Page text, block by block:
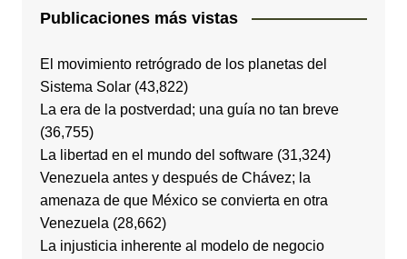
Publicaciones más vistas
El movimiento retrógrado de los planetas del
Sistema Solar (43,822)
La era de la postverdad; una guía no tan breve
(36,755)
La libertad en el mundo del software (31,324)
Venezuela antes y después de Chávez; la
amenaza de que México se convierta en otra
Venezuela (28,662)
La injusticia inherente al modelo de negocio